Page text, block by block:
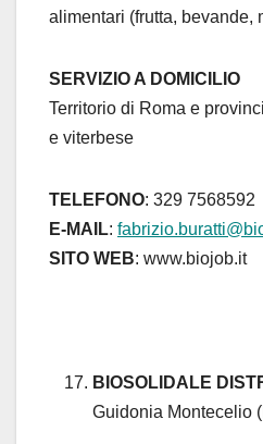
alimentari (frutta, bevande,
SERVIZIO A DOMICILIO
Territorio di Roma e
e viterbese
TELEFONO: 329 7568592
E-MAIL:
SITO WEB: www.biojob.it
BIOSOLIDALE
Guidonia Montecelio